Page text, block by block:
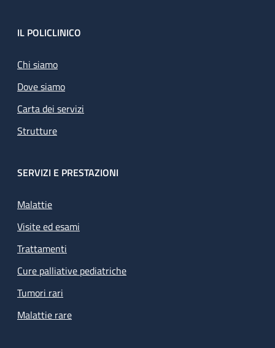
Footer
IL POLICLINICO
Chi siamo
Dove siamo
Carta dei servizi
Strutture
SERVIZI E PRESTAZIONI
Malattie
Visite ed esami
Trattamenti
Cure palliative pediatriche
Tumori rari
Malattie rare